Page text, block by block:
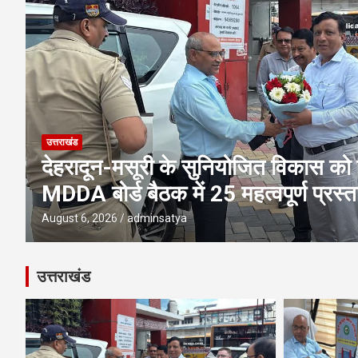
उत्तराखंड
एमडीडीए बोर्ड बैठक में 25 विकास
पूलिंग, पर्यटन, होटल, औद्योगिक भवन
परियोजनाओं पर अहम फैसले
August 6, 2026 adminsatya
उत्तराखंड